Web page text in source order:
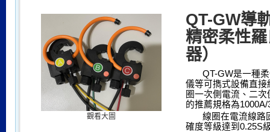
觀看大圖
QT-GW導
精密柔性
器）
QT-GW是一種
儀等可擕式設備直
圈一次側電流、二
的推薦規格為
線圈在電流線路
確度等級達到 0.25S